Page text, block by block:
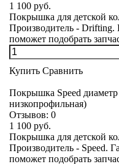
1 100 руб.
Покрышка для детской
Производитель - Drifting.
поможет подобрать
Купить Сравнить
Покрышка Speed
низкопрофильная)
Отзывов: 0
1 100 руб.
Покрышка для детской
Производитель - Speed.
поможет подобрать